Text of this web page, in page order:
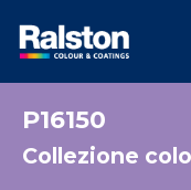
P16150
Collezione